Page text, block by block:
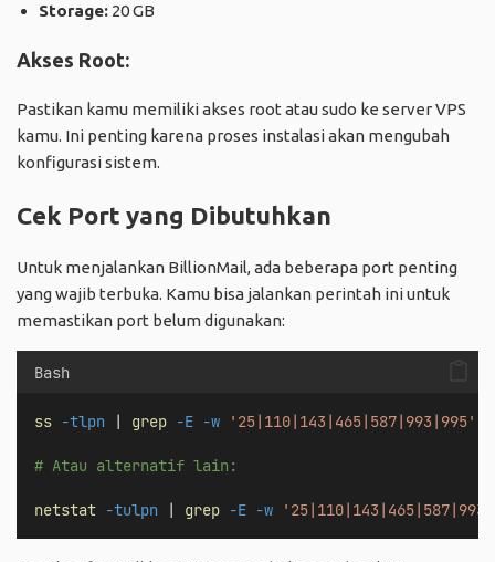
Storage: 20 GB
Akses Root:
Pastikan kamu memiliki akses root atau sudo ke server VPS
kamu. Ini penting karena proses instalasi akan mengubah
konfigurasi sistem.
Cek Port yang Dibutuhkan
Untuk menjalankan BillionMail, ada beberapa port penting
yang wajib terbuka. Kamu bisa jalankan perintah ini untuk
memastikan port belum digunakan:
Bash
ss -tlpn grep -E -w '25|110|143|465|587|993|995'
# Atau alternatif lain:
netstat -tulpn grep -E -w